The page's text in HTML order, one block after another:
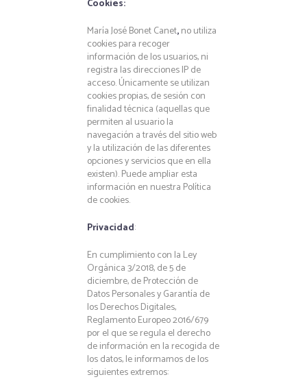
Cookies:
María José Bonet Canet,no utiliza
cookies para recoger
información de los usuarios, ni
registra las direcciones IP de
acceso. Únicamente se utilizan
cookies propias, de sesión con
finalidad técnica (aquellas que
permiten al usuario la
navegación a través del sitio web
y la utilización de las diferentes
opciones y servicios que en ella
existen). Puede ampliar esta
información en nuestra Política
de cookies.
Privacidad:
En cumplimiento con la Ley
Orgánica 3/2018, de 5 de
diciembre, de Protección de
Datos Personales y Garantía de
los Derechos Digitales,
Reglamento Europeo 2016/679
por el que se regula el derecho
de información en la recogida de
los datos, le informamos de los
siguientes extremos: